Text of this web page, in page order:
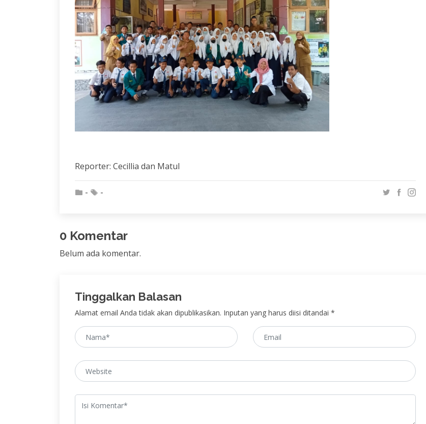
Reporter: Cecillia dan Matul
- -
0 Komentar
Belum ada komentar.
Tinggalkan Balasan
Alamat email Anda tidak akan dipublikasikan. Inputan yang harus diisi ditandai *